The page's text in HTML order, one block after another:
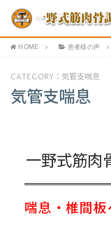
HOME 患者様の声
CATEGORY：気管支喘息
気管支喘息
一野式筋肉
喘息・椎間板